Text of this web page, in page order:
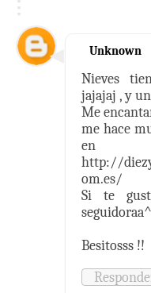
Unknown
Nieves
jajajaj , y
Me
me hace
http://
om.es/
Si te
Besitosss !!